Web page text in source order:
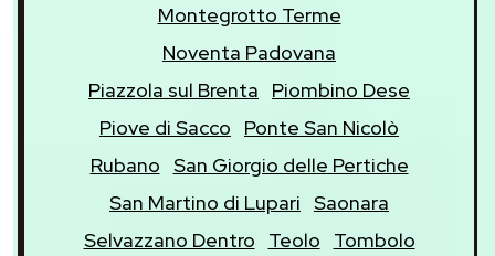
Montegrotto Terme
Noventa Padovana
Piazzola sul Brenta
Piombino Dese
Piove di Sacco
Ponte San Nicolò
Rubano San Giorgio delle Pertiche
San Martino di Lupari Saonara
Selvazzano Dentro
Teolo Tombolo